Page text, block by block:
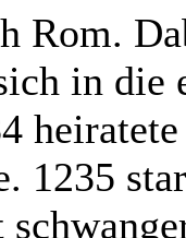
Rom.
in die
1235